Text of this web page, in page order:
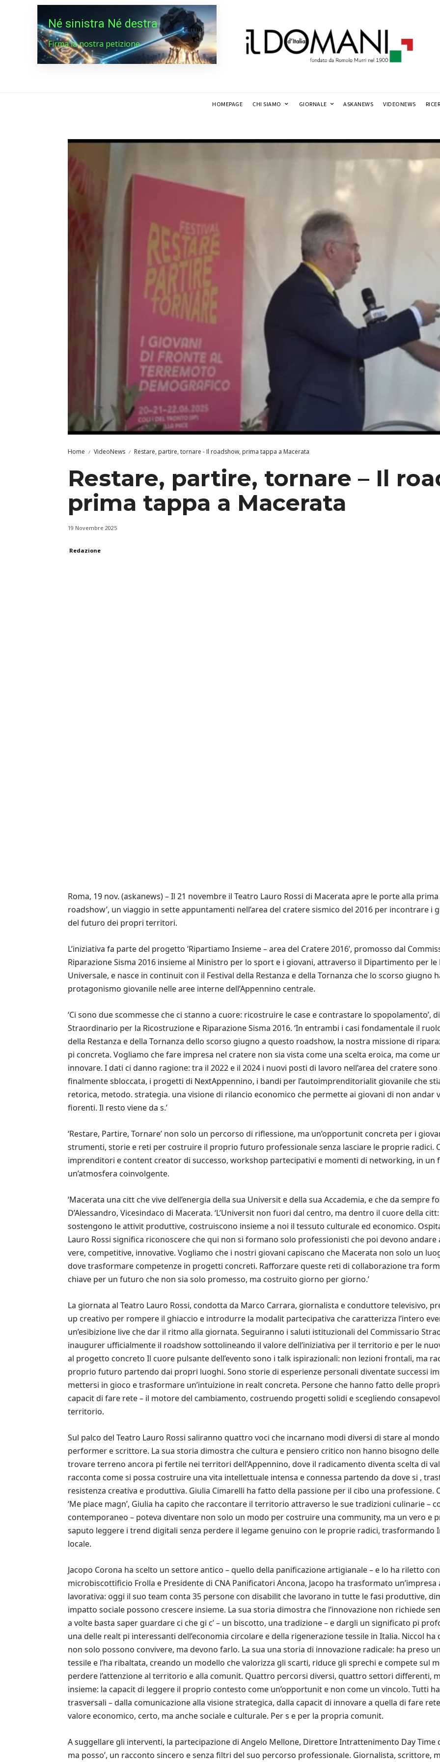
Né sinistra Né destra
Firma la nostra petizione
Firma
HOMEPAGE CHI SIAMO GIORNALE ASKANEWS VIDEONEWS
Home VideoNews Restare, partire, tornare - Il roadshow, prima tappa a Macerata
Restare, partire, tornare – Il
prima tappa a Macerata
19 Novembre 2025
Redazione
Roma, 19 nov. (askanews) – Il 21 novembre il Teatro Lauro Rossi di Macerata apre le porte alla
roadshow’, un viaggio in sette appuntamenti nell’area del cratere sismico del 2016 per incontrare
del futuro dei propri territori.
L’iniziativa fa parte del progetto ‘Ripartiamo Insieme – area del Cratere 2016’, promosso dal
Riparazione Sisma 2016 insieme al Ministro per lo sport e i giovani, attraverso il Dipartimento per le
Universale, e nasce in continuit con il Festival della Restanza e della Tornanza che lo scorso giugno
protagonismo giovanile nelle aree interne dell’Appennino centrale.
‘Ci sono due scommesse che ci stanno a cuore: ricostruire le case e contrastare lo spopolamento’,
Straordinario per la Ricostruzione e Riparazione Sisma 2016. ‘In entrambi i casi fondamentale il
della Restanza e della Tornanza dello scorso giugno a questo roadshow, la nostra missione di
pi concreta. Vogliamo che fare impresa nel cratere non sia vista come una scelta eroica, ma come
innovare. I dati ci danno ragione: tra il 2022 e il 2024 i nuovi posti di lavoro nell’area del cratere
finalmente sbloccata, i progetti di NextAppennino, i bandi per l’autoimprenditorialit giovanile che
retorica, metodo. strategia. una visione di rilancio economico che permette ai giovani di non andar
fiorenti. Il resto viene da s.’
‘Restare, Partire, Tornare’ non solo un percorso di riflessione, ma un’opportunit concreta per i
strumenti, storie e reti per costruire il proprio futuro professionale senza lasciare le proprie radici.
imprenditori e content creator di successo, workshop partecipativi e momenti di networking, in un
un’atmosfera coinvolgente.
‘Macerata una citt che vive dell’energia della sua Universit e della sua Accademia, e che da sempre
D’Alessandro, Vicesindaco di Macerata. ‘L’Universit non fuori dal centro, ma dentro il cuore della
sostengono le attivit produttive, costruiscono insieme a noi il tessuto culturale ed economico.
Lauro Rossi significa riconoscere che qui non si formano solo professionisti che poi devono
vere, competitive, innovative. Vogliamo che i nostri giovani capiscano che Macerata non solo un
dove trasformare competenze in progetti concreti. Rafforzare queste reti di collaborazione tra
chiave per un futuro che non sia solo promesso, ma costruito giorno per giorno.’
La giornata al Teatro Lauro Rossi, condotta da Marco Carrara, giornalista e conduttore televisivo,
up creativo per rompere il ghiaccio e introdurre la modalit partecipativa che caratterizza l’intero
un’esibizione live che dar il ritmo alla giornata. Seguiranno i saluti istituzionali del Commissario
inaugurer ufficialmente il roadshow sottolineando il valore dell’iniziativa per il territorio e per le
al progetto concreto Il cuore pulsante dell’evento sono i talk ispirazionali: non lezioni frontali, ma
proprio futuro partendo dai propri luoghi. Sono storie di esperienze personali diventate successi
mettersi in gioco e trasformare un’intuizione in realt concreta. Persone che hanno fatto delle
capacit di fare rete – il motore del cambiamento, costruendo progetti solidi e scegliendo
territorio.
Sul palco del Teatro Lauro Rossi saliranno quattro voci che incarnano modi diversi di stare al
performer e scrittore. La sua storia dimostra che cultura e pensiero critico non hanno bisogno
trovare terreno ancora pi fertile nei territori dell’Appennino, dove il radicamento diventa scelta di
racconta come si possa costruire una vita intellettuale intensa e connessa partendo da dove si ,
resistenza creativa e produttiva. Giulia Cimarelli ha fatto della passione per il cibo una
‘Me piace magn’, Giulia ha capito che raccontare il territorio attraverso le sue tradizioni culinarie –
contemporaneo – poteva diventare non solo un modo per costruire una community, ma un vero e
saputo leggere i trend digitali senza perdere il legame genuino con le proprie radici, trasformando
locale.
Jacopo Corona ha scelto un settore antico – quello della panificazione artigianale – e lo ha riletto
microbiscottificio Frolla e Presidente di CNA Panificatori Ancona, Jacopo ha trasformato
lavorativa: oggi il suo team conta 35 persone con disabilit che lavorano in tutte le fasi produttive,
impatto sociale possono crescere insieme. La sua storia dimostra che l’innovazione non richiede
a volte basta saper guardare ci che gi c’ – un biscotto, una tradizione – e dargli un significato pi
una delle realt pi interessanti dell’economia circolare e della rigenerazione tessile in Italia. Niccol
non solo possono convivere, ma devono farlo. La sua una storia di innovazione radicale: ha preso
tessile e l’ha ribaltata, creando un modello che valorizza gli scarti, riduce gli sprechi e compete sul
perdere l’attenzione al territorio e alla comunit. Quattro percorsi diversi, quattro settori differenti,
insieme: la capacit di leggere il proprio contesto come un’opportunit e non come un vincolo. Tutti
trasversali – dalla comunicazione alla visione strategica, dalla capacit di innovare a quella di fare
valore economico, certo, ma anche sociale e culturale. Per s e per la propria comunit.
A suggellare gli interventi, la partecipazione di Angelo Mellone, Direttore Intrattenimento Day Time
ma posso’, un racconto sincero e senza filtri del suo percorso professionale. Giornalista, scrittore,